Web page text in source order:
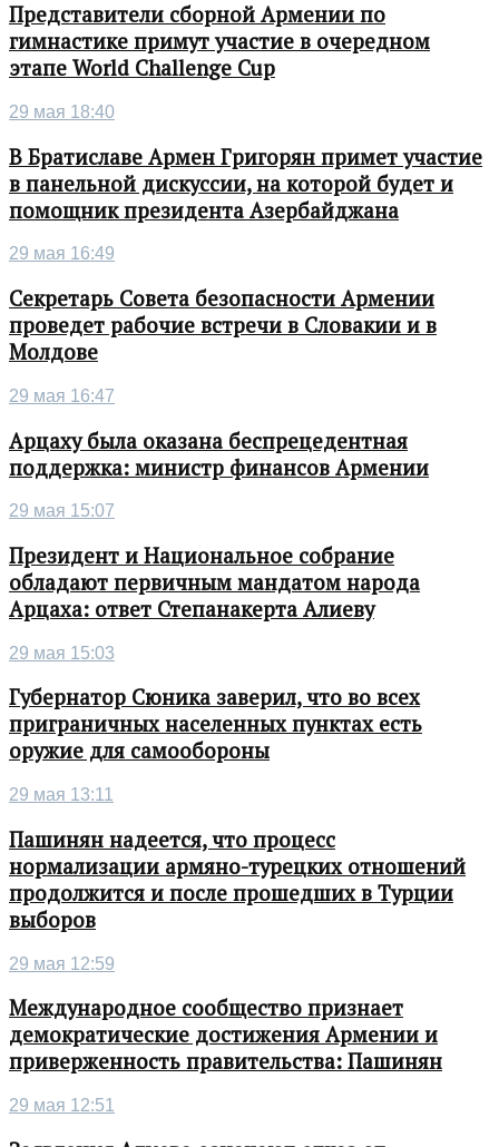
Представители сборной Армении по
гимнастике примут участие в очередном
этапе World Challenge Cup
29 мая 18:40
В Братиславе Армен Григорян примет участие
в панельной дискуссии, на которой будет и
помощник президента Азербайджана
29 мая 16:49
Секретарь Совета безопасности Армении
проведет рабочие встречи в Словакии и в
Молдове
29 мая 16:47
Арцаху была оказана беспрецедентная
поддержка: министр финансов Армении
29 мая 15:07
Президент и Национальное собрание
обладают первичным мандатом народа
Арцаха: ответ Степанакерта Алиеву
29 мая 15:03
Губернатор Сюника заверил, что во всех
приграничных населенных пунктах есть
оружие для самообороны
29 мая 13:11
Пашинян надеется, что процесс
нормализации армяно-турецких отношений
продолжится и после прошедших в Турции
выборов
29 мая 12:59
Международное сообщество признает
демократические достижения Армении и
приверженность правительства: Пашинян
29 мая 12:51